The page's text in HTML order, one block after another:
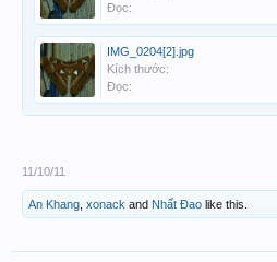
Đọc:
IMG_0204[2].jpg
Kích thước:
Đọc:
11/10/11
An Khang xonack and Nhất Đao like this.